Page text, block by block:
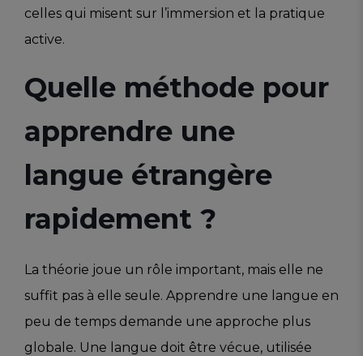
celles qui misent sur l’immersion et la pratique
active.
Quelle méthode pour
apprendre une
langue étrangère
rapidement ?
La théorie joue un rôle important, mais elle ne
suffit pas à elle seule. Apprendre une langue en
peu de temps demande une approche plus
globale. Une langue doit être vécue, utilisée